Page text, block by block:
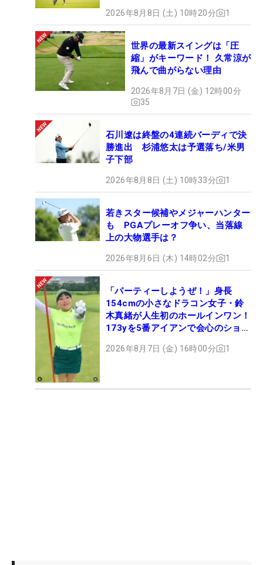
2026年8月8日 (土) 10時20分 1
世界の最新スイングは「圧
縮」がキーワード！ 久常涼が
飛んで曲がらない理由
2026年8月7日 (金) 12時00分
35
石川遼は終盤の4連続バーディで決
勝進出 杉浦悠太は予選落ち/米男
子下部
2026年8月8日 (土) 10時33分 1
若きスター候補やメジャーハンター
も PGAプレーオフ争い、当落線
上の大物選手は？
2026年8月6日 (木) 14時02分 1
「パーティーしようぜ！」身長
154cmの小さなドラコン女子・鈴
木真緒が人生初のホールインワン！
173yを5番アイアンで会心のショッ
2026年8月7日 (金) 16時00分 1